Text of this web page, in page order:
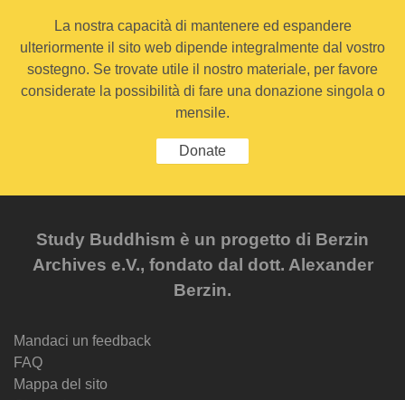
La nostra capacità di mantenere ed espandere
ulteriormente il sito web dipende integralmente dal vostro
sostegno. Se trovate utile il nostro materiale, per favore
considerate la possibilità di fare una donazione singola o
mensile.
Donate
Study Buddhism è un progetto di Berzin
Archives e.V., fondato dal dott. Alexander
Berzin.
Mandaci un feedback
FAQ
Mappa del sito